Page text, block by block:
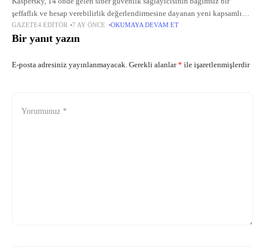
şeffaflık ve hesap verebilirlik değerlendirmesine dayanan yeni kapsamlı
raporu “Tespitin Ötesinde Koruma: Siber Güvenlik Geleceğinizi Neden
Güven ve Şeffaflık Belirliyor”u yayımladı.
GAZETE4 EDITÖR 7 AY ÖNCE OKUMAYA DEVAM ET
Bir yanıt yazın
E-posta adresiniz yayınlanmayacak. Gerekli alanlar* ile işaretlenmişlerdir